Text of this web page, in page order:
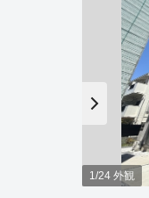
1/24 外観